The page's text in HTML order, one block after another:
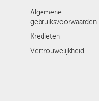
Algemene
gebruiksvoorwaarden
Kredieten
Vertrouwelijkheid